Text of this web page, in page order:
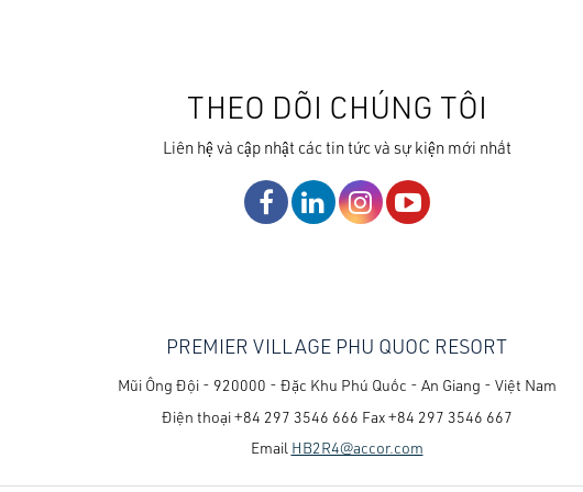
THEO DÕI CHÚNG TÔI
Liên hệ và cập nhật các tin tức và sự kiện mới nhất
PREMIER VILLAGE PHU QUOC RESORT
Mũi Ông Đội - 920000 - Đặc Khu Phú Quốc - An Giang - Việt Nam
Điện thoại+84 297 3546 666 Fax+84 297 3546 667
Email HB2R4@accor.com